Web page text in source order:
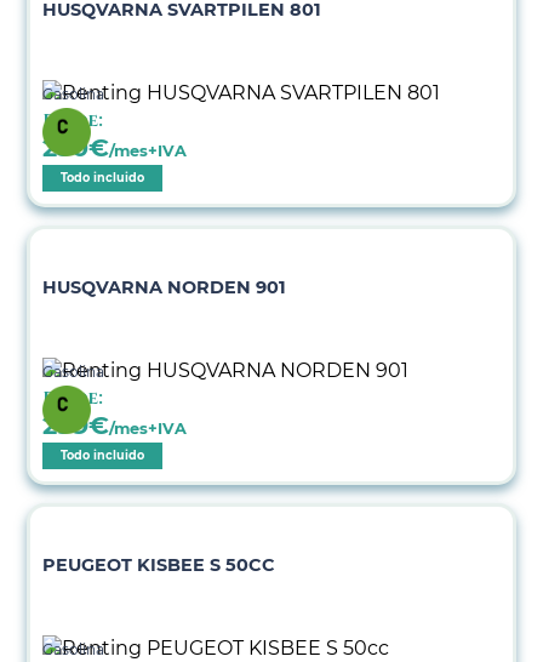
HUSQVARNA SVARTPILEN 801
Gasolina
Desde:
250€/mes+IVA
Todo incluido
HUSQVARNA NORDEN 901
Gasolina
Desde:
299€/mes+IVA
Todo incluido
PEUGEOT KISBEE S 50CC
Gasolina